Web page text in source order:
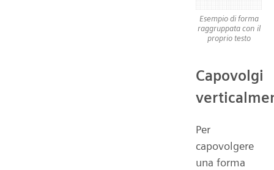
Esempio di forma
raggruppata con il
proprio testo
Capovolgi
Per
capovolgere
una forma